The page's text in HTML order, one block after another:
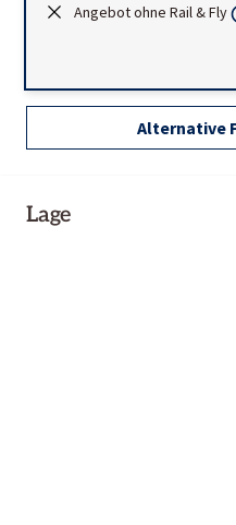
Angebot ohne Rail & Fly
Alternative
Lage